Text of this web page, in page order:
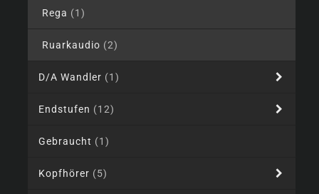
Rega (1)
Ruarkaudio (2)
D/A Wandler (1)
Endstufen (12)
Gebraucht (1)
Kopfhörer (5)